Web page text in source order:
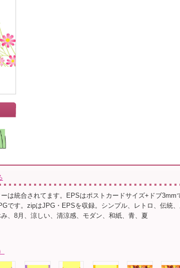
は統合されてます。EPSはポストカードサイズ+ドブ3mm
です。zipはJPG・EPSを収録。シンプル、レトロ、伝統
、8月、涼しい、清涼感、モダン、和紙、青、夏